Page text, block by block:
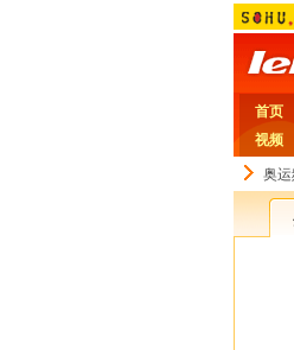
首页
视频
奥运